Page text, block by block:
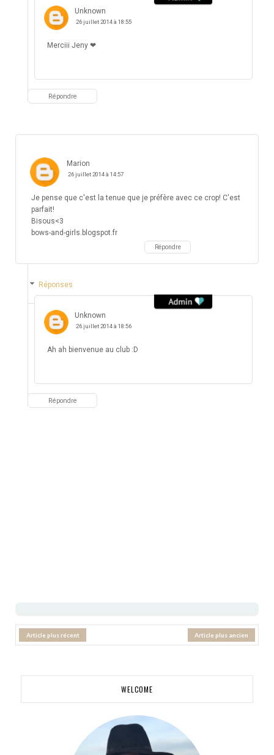
Unknown
26 juillet 2014 à 18:55
Merciii Jeny ❤
Répondre
Marion
26 juillet 2014 à 14:57
Je pense que c'est la tenue que je préfère avec ce crop! C'est
parfait!
Bisous<3
bows-and-girls.blogspot.fr
Répondre
Réponses
Unknown
26 juillet 2014 à 18:56
Ah ah bienvenue au club :D
Répondre
Article plus récent Article plus ancien
WELCOME